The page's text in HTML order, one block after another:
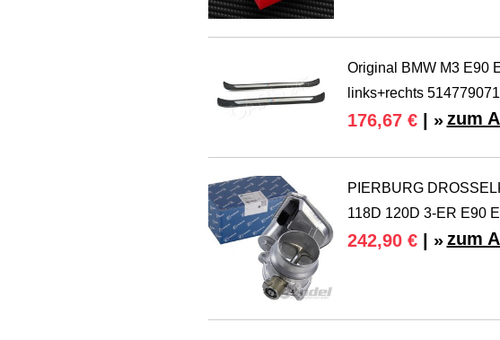
Original BMW M3 E90
links+rechts
176,67 €| » zum
PIERBURG
118D 120D 3-ER E90
242,90 €| » zum